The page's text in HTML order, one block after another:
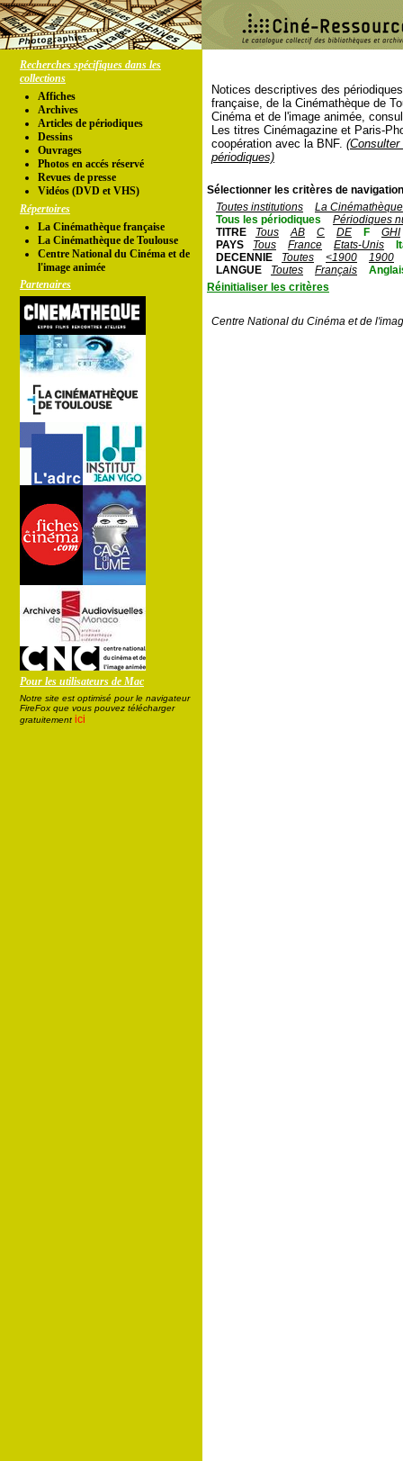
Recherches spécifiques dans les
collections
Affiches
Archives
Articles de périodiques
Dessins
Ouvrages
Photos en accés réservé
Revues de presse
Vidéos (DVD et VHS)
Répertoires
La Cinémathèque française
La Cinémathèque de Toulouse
Centre National du Cinéma et de
l'image animée
Partenaires
Pour les utilisateurs de Mac
Notre site est optimisé pour le navigateur
FireFox que vous pouvez télécharger
gratuitement ici
Notices descriptives des
française, de la Cinémathèque de
Cinéma et de l'image animée,
Les titres Cinémagazine et Paris-
coopération avec la BNF.
périodiques)
Sélectionner les critères de
Toutes institutions
La
Tous les périodiques
Périodiques
TITRE
Tous AB C DE F
GHI
PAYS
Tous France Etats-Unis
DECENNIE
Toutes <1900
1900
LANGUE
Toutes Français
Réinitialiser les critères
Centre National du Cinéma et de